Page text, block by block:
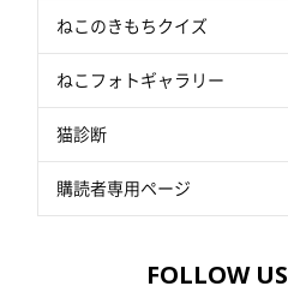
ねこのきもちクイズ
ねこフォトギャラリー
猫診断
購読者専用ページ
FOLLOW US